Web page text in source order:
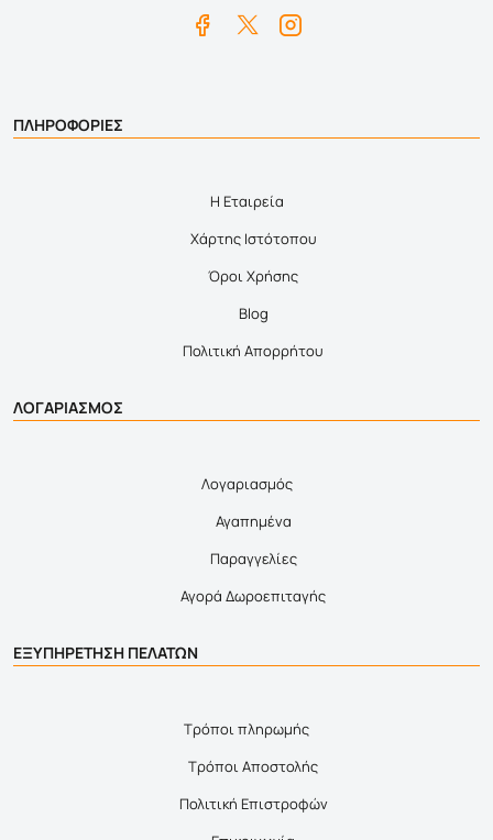
ΠΛΗΡΟΦΟΡΙΕΣ
Η Εταιρεία
Χάρτης Ιστότοπου
Όροι Χρήσης
Blog
Πολιτική Απορρήτου
ΛΟΓΑΡΙΑΣΜΟΣ
Λογαριασμός
Αγαπημένα
Παραγγελίες
Αγορά Δωροεπιταγής
ΕΞΥΠΗΡΕΤΗΣΗ ΠΕΛΑΤΩΝ
Τρόποι πληρωμής
Τρόποι Αποστολής
Πολιτική Επιστροφών